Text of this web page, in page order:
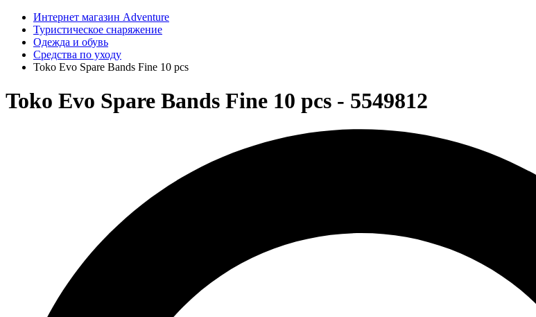
Интернет магазин Adventure
Туристическое снаряжение
Одежда и обувь
Средства по уходу
Toko Evo Spare Bands Fine 10 pcs
Toko Evo Spare Bands Fine 10 pcs - 5549812